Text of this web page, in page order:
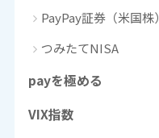
PayPay証券（米国株）
つみたてNISA
payを極める
VIX指数